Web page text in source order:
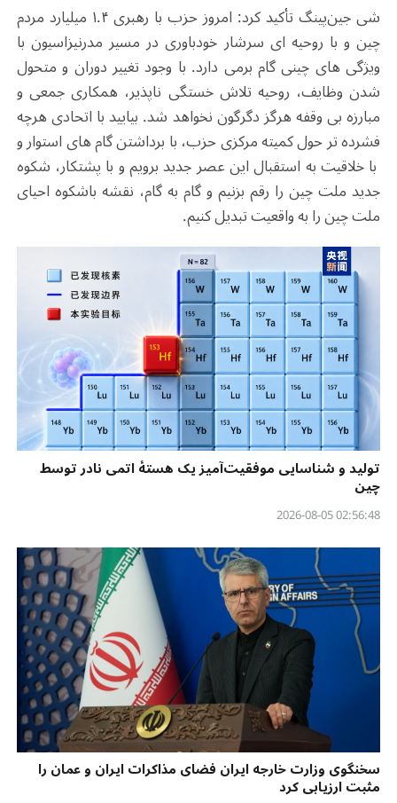
شی جین‌پینگ تأکید کرد: امروز حزب با رهبری ۱.۴ میلیارد مردم
چین و با روحیه ای سرشار خودباوری در مسیر مدرنیزاسیون با
ویژگی های چینی گام برمی دارد. با وجود تغییر دوران و متحول
شدن وظایف، روحیه تلاش خستگی ناپذیر، همکاری جمعی و
مبارزه بی وقفه هرگز دگرگون نخواهد شد. بیایید با اتحادی هرچه
فشرده تر حول کمیته مرکزی حزب، با برداشتن گام های استوار و
با خلاقیت به استقبال این عصر جدید برویم و با پشتکار، شکوه
جدید ملت چین را رقم بزنیم و گام به گام، نقشه باشکوه احیای
ملت چین را به واقعیت تبدیل کنیم.
تولید و شناسایی موفقیت‌آمیز یک هستهٔ اتمی نادر توسط
چین
02:56:48 2026-08-05
سخنگوی وزارت خارجه ایران فضای مذاکرات ایران و عمان را
مثبت ارزیابی کرد